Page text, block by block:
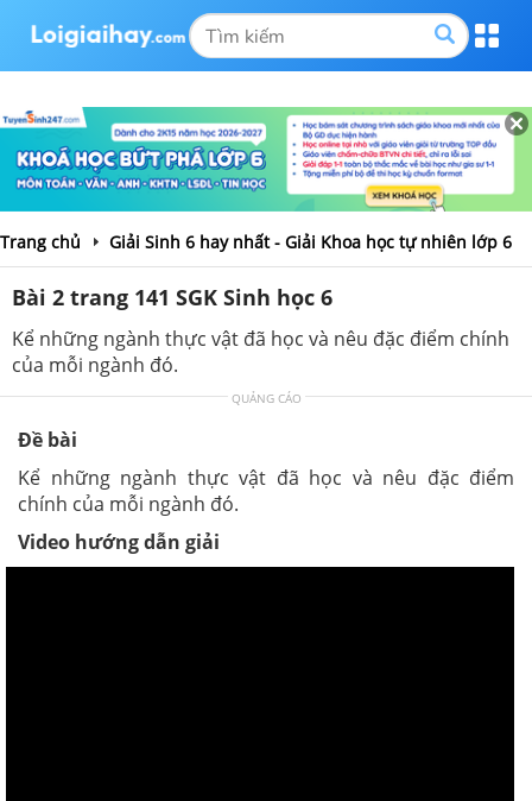
Trang chủ Giải Sinh 6 hay nhất - Giải Khoa học tự nhiên lớp 6
Bài 2 trang 141 SGK Sinh học 6
Kể những ngành thực vật đã học và nêu đặc điểm chính
của mỗi ngành đó.
QUẢNG CÁO
Đề bài
Kể những ngành thực vật đã học và nêu đặc điểm
chính của mỗi ngành đó.
Video hướng dẫn giải